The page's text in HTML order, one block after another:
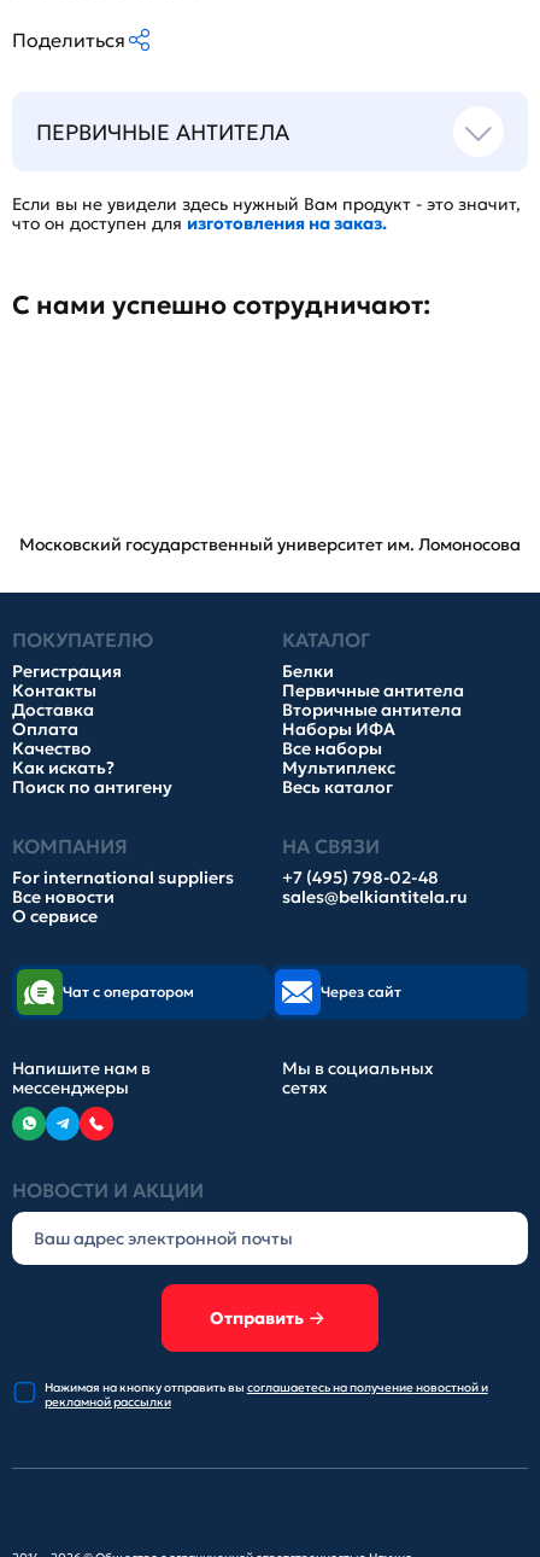
Поделиться
ПЕРВИЧНЫЕ АНТИТЕЛА
Если вы не увидели здесь нужный Вам продукт - это значит,
что он доступен для изготовления на заказ.
С нами успешно сотрудничают:
Московский государственный университет им. Ломоносова
ПОКУПАТЕЛЮ
Регистрация
Контакты
Доставка
Оплата
Качество
Как искать?
Поиск по антигену
КАТАЛОГ
Белки
Первичные антитела
Вторичные антитела
Наборы ИФА
Все наборы
Мультиплекс
Весь каталог
КОМПАНИЯ
For international suppliers
Все новости
О сервисе
НА СВЯЗИ
+7 (495) 798-02-48
sales@belkiantitela.ru
НОВОСТИ И АКЦИИ
Отправить
Нажимая на кнопку отправитьвы соглашаетесь на получениеновостной и
рекламной рассылки
Чат с оператором Через сайт
Напишите нам в
мессенджеры
Мы в социальных
сетях